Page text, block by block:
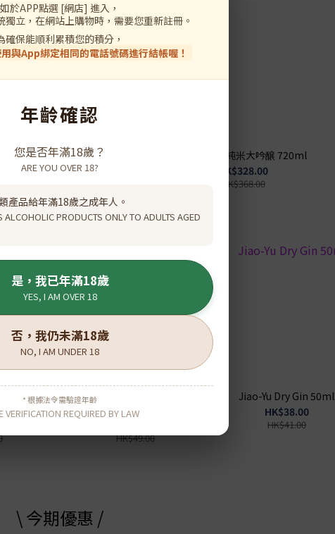
Dassai 23 1.8L
HK$1,268.00
Dassai 39 純米大吟醸 720ml
HK$328.00
HK$368.00
Select
Blender 22 Single
Blended Whisky 50ml
HK$49.00
Jiao-Yu Dry Gin 50ml
HK$38.00
HK$41.00
\ 今期優惠 /
如於APP點選 [網店] 進入，
獨立，在網站上購物時，需要您重新註冊。
確保能順利累積您的積分，
與App綁定相同的電話號碼進行結帳喔！
年齡確認
您是否年滿18歲？
ARE YOU OVER 18?
產品給年滿18歲之成年人。
ALCOHOLIC PRODUCTS ONLY TO ADULTS AGED
是，我已年滿18歲
YES, I AM OVER 18
否，我仍未滿18歲
NO, I AM UNDER 18
* 根據法令需驗證年齡
VERIFICATION REQUIRED BY LAW